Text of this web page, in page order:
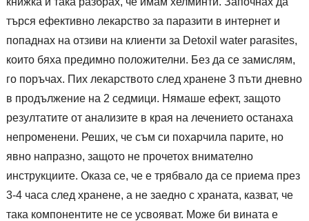
търся ефективно лекарство за паразити в интернет и
попаднах на отзиви на клиенти за Detoxil water parasites,
които бяха предимно положителни. Без да се замислям,
го поръчах. Пих лекарството след хранене 3 пъти дневно
в продължение на 2 седмици. Нямаше ефект, защото
резултатите от анализите в края на лечението останаха
непроменени. Реших, че съм си похарчила парите, но
явно напразно, защото не прочетох внимателно
инструкциите. Оказа се, че е трябвало да се приема през
3-4 часа след хранене, а не заедно с храната, казват, че
така компонентите не се усвояват. Може би вината е